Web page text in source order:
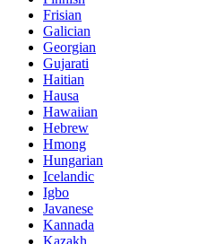
Frisian
Galician
Georgian
Gujarati
Haitian
Hausa
Hawaiian
Hebrew
Hmong
Hungarian
Icelandic
Igbo
Javanese
Kannada
Kazakh